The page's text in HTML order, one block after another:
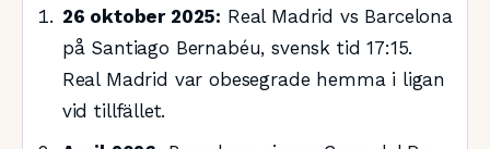
26 oktober 2025: Real Madrid vs Barcelona
på Santiago Bernabéu, svensk tid 17:15.
Real Madrid var obesegrade hemma i ligan
vid tillfället.